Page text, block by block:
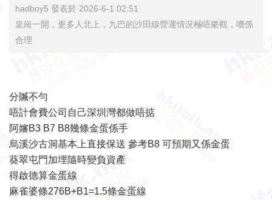
hadboy5 發表於 2026-6-1 02:51
皇崗一開，更多人北上，九巴的沙田線營運情況極唔樂觀，嘈係
合理
分贓不勻
唔計會費公司自己深圳灣都做唔掂
阿嬸B3 B7 B8幾條金蛋係手
烏溪沙古洞基本上直接保送 參考B8 可預期又係金蛋
葵翠屯門加埋隨時變負資產
得啟德算金蛋線
麻雀婆條276B+B1=1.5條金蛋線